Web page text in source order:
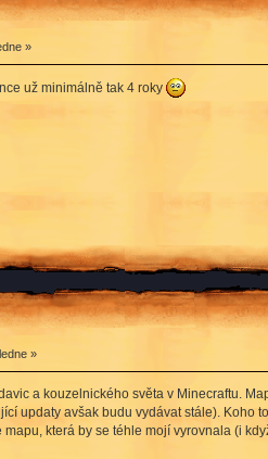
»
už minimálně tak 4 roky
»
a kouzelnického světa v Minecraftu.
updaty avšak budu vydávat stále).
která by se téhle mojí vyrovnala (i